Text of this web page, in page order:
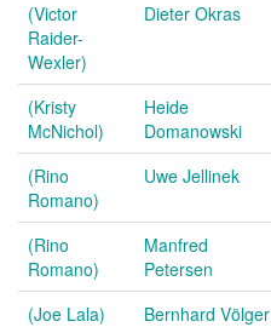
(Victor
Raider-
Wexler)
Dieter Okras
(Kristy
McNichol)
Heide
Domanowski
(Rino
Romano)
Uwe Jellinek
(Rino
Romano)
Manfred
Petersen
(Joe Lala)
Bernhard Völger